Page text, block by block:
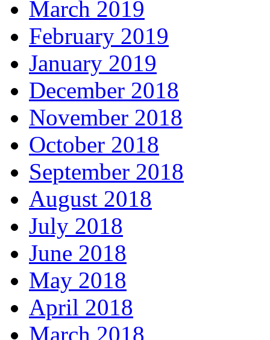
March 2019
February 2019
January 2019
December 2018
November 2018
October 2018
September 2018
August 2018
July 2018
June 2018
May 2018
April 2018
March 2018